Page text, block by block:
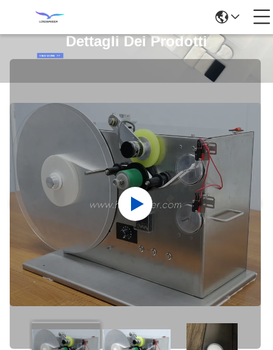
Dettagli Dei Prodotti